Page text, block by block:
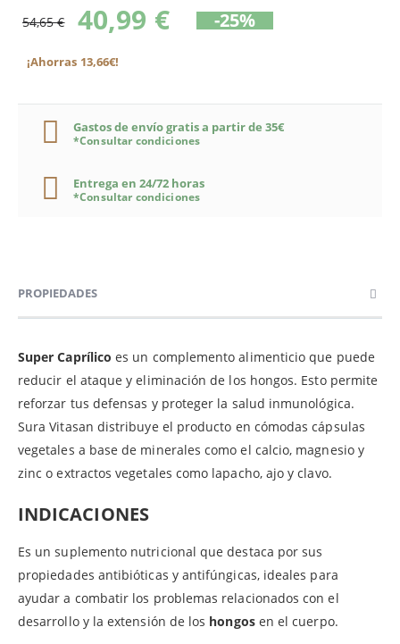
54,65 € 40,99 € -25%
¡Ahorras 13,66€!
Gastos de envío gratis a partir de 35€
*Consultar condiciones
Entrega en 24/72 horas
*Consultar condiciones
PROPIEDADES
Super Caprílicoes un complemento alimenticio que puede
reducir el ataque y eliminación de los hongos. Esto permite
reforzar tus defensas y proteger la salud inmunológica.
Sura Vitasan distribuye el producto en cómodas cápsulas
vegetales a base de minerales como el calcio, magnesio y
zinc o extractos vegetales como lapacho, ajo y clavo.
INDICACIONES
Es un suplemento nutricional que destaca por sus
propiedades antibióticas y antifúngicas, ideales para
ayudar a combatir los problemas relacionados con el
desarrollo y la extensión de los hongosen el cuerpo.